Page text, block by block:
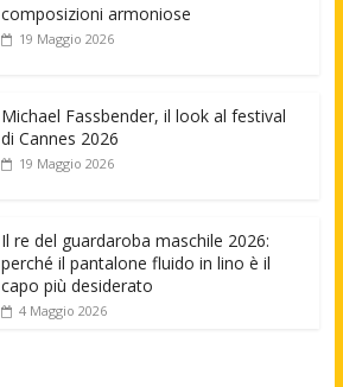
composizioni armoniose
19 Maggio 2026
Michael Fassbender, il look al festival
di Cannes 2026
19 Maggio 2026
Il re del guardaroba maschile 2026:
perché il pantalone fluido in lino è il
capo più desiderato
4 Maggio 2026